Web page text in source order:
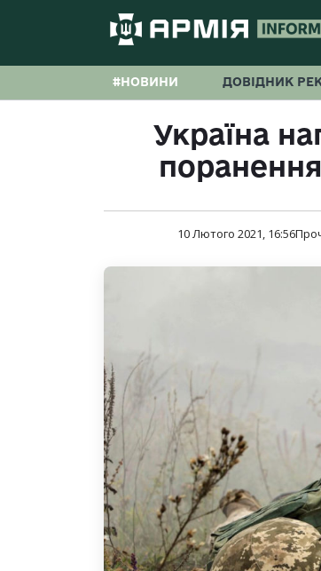
#НОВИНИ ДОВІДНИК
Україна
10 Лютого 2021, 16:56